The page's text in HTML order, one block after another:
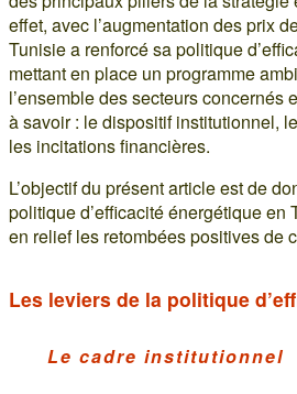
effet, avec l’augmentation des prix
Tunisie a renforcé sa politique
mettant en place un programme
l’ensemble des secteurs concernés
à savoir : le dispositif institutionnel,
les incitations financières.
L’objectif du présent article est de
politique d’efficacité énergétique en
en relief les retombées positives de
Les leviers de la politique
Le cadre institutionnel